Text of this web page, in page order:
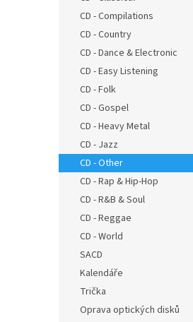
CD - Compilations
CD - Country
CD - Dance & Electronic
CD - Easy Listening
CD - Folk
CD - Gospel
CD - Heavy Metal
CD - Jazz
CD - Other
CD - Rap & Hip-Hop
CD - R&B & Soul
CD - Reggae
CD - World
SACD
Kalendáře
Trička
Oprava optických disků